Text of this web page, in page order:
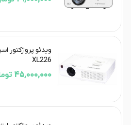
XL226
45,000,000 تومان